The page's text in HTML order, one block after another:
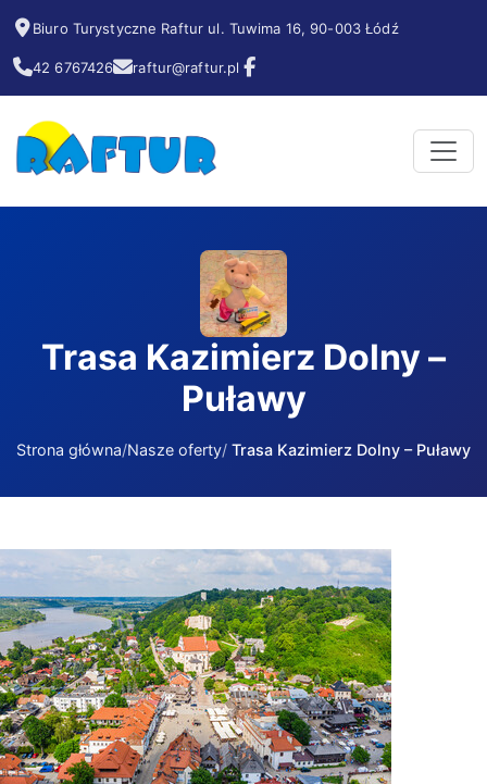
Biuro Turystyczne Raftur ul. Tuwima 16, 90-003 Łódź
42 6767426 raftur@raftur.pl
Trasa Kazimierz Dolny –
Puławy
Strona główna Nasze oferty Trasa Kazimierz Dolny – Puławy
Trasa Kazimierz Dolny – Puławy